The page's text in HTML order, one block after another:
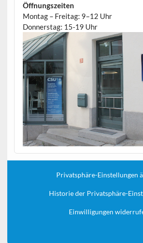
Öffnungszeiten
Montag – Freitag: 9–12 Uhr
Donnerstag: 15-19 Uhr
Privatsphäre-Einstellungen
Historie der Privatsphäre-
Einwilligungen